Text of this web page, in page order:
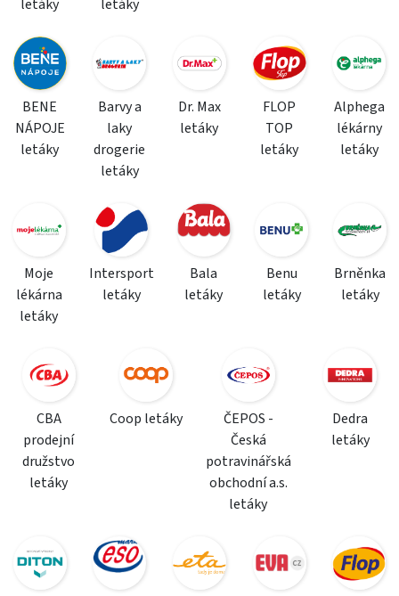
letáky
letáky
BENE
NÁPOJE
letáky
Barvy a
laky
drogerie
letáky
Dr. Max
letáky
FLOP
TOP
letáky
Alphega
lékárny
letáky
Moje
lékárna
letáky
Intersport
letáky
Bala
letáky
Benu
letáky
Brněnka
letáky
CBA
prodejní
družstvo
letáky
Coop letáky
ČEPOS -
Česká
potravinářská
obchodní a.s.
letáky
Dedra
letáky